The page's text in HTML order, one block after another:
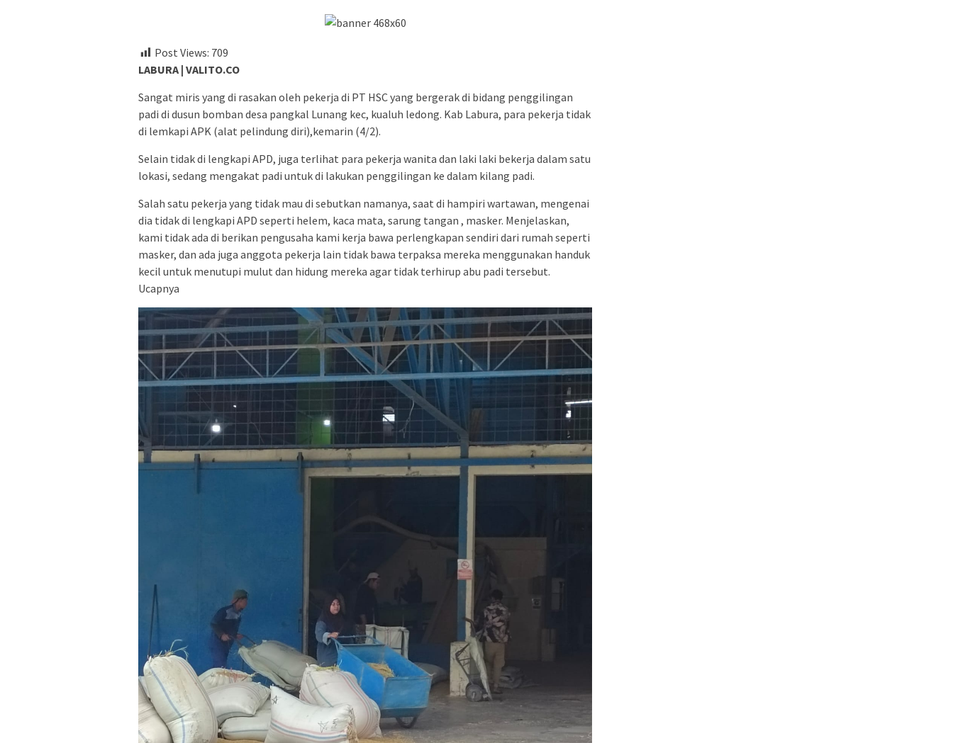
Post Views: 709
LABURA | VALITO.CO
Sangat miris yang di rasakan oleh pekerja di PT HSC yang bergerak di bidang penggilingan
padi di dusun bomban desa pangkal Lunang kec, kualuh ledong. Kab Labura, para pekerja tidak
di lemkapi APK (alat pelindung diri),kemarin (4/2).
Selain tidak di lengkapi APD, juga terlihat para pekerja wanita dan laki laki bekerja dalam satu
lokasi, sedang mengakat padi untuk di lakukan penggilingan ke dalam kilang padi.
Salah satu pekerja yang tidak mau di sebutkan namanya, saat di hampiri wartawan, mengenai
dia tidak di lengkapi APD seperti helem, kaca mata, sarung tangan , masker. Menjelaskan,
kami tidak ada di berikan pengusaha kami kerja bawa perlengkapan sendiri dari rumah seperti
masker, dan ada juga anggota pekerja lain tidak bawa terpaksa mereka menggunakan handuk
kecil untuk menutupi mulut dan hidung mereka agar tidak terhirup abu padi tersebut.
Ucapnya